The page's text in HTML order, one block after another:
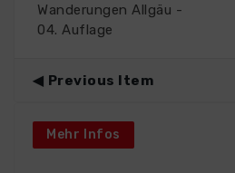
Wanderungen Allgäu -
04. Auflage
Previous Item
Mehr Infos